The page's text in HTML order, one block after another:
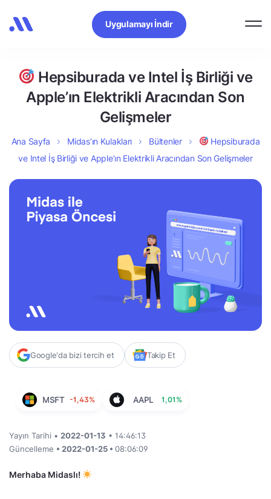
Uygulamayı İndir
Hepsiburada ve Intel İş Birliği ve
Apple’ın Elektrikli Aracından Son
Gelişmeler
Ana Sayfa Midas’ın Kulakları Bültenler
Hepsiburada
ve Intel İş Birliği ve Apple’ın Elektrikli Aracından Son Gelişmeler
Google'da bizi tercih et Takip Et
MSFT -1,43% AAPL 1,01%
Yayın Tarihi • 2022-01-13 • 14:46:13
Güncelleme • 2022-01-25 • 08:06:09
Merhaba Midaslı!